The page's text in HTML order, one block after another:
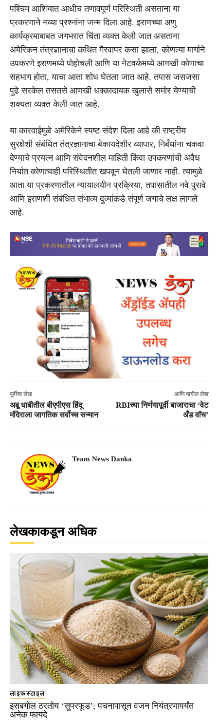
पश्चिम आशियात आधीच तणावपूर्ण परिस्थिती असताना या
प्रकरणाने नव्या प्रश्नांना जन्म दिला आहे. इराणच्या अणु
कार्यक्रमाबाबत जगभरात चिंता व्यक्त केली जात असताना
अमेरिकन तंत्रज्ञानाचा कथित गैरवापर कसा झाला, कोणत्या मार्गाने
उपकरणे इराणमध्ये पोहोचली आणि या नेटवर्कमध्ये आणखी कोणाचा
सहभाग होता, याचा आता शोध घेतला जात आहे. तपास जसजसा
पुढे सरकेल तसतसे आणखी धक्कादायक खुलासे समोर येण्याची
शक्यता व्यक्त केली जात आहे.
या कारवाईमुळे अमेरिकेने स्पष्ट संदेश दिला आहे की राष्ट्रीय
सुरक्षेशी संबंधित तंत्रज्ञानाचा बेकायदेशीर व्यापार, निर्बंधांना चकवा
देण्याचे प्रयत्न आणि संवेदनशील माहिती किंवा उपकरणांची अवैध
निर्यात कोणत्याही परिस्थितीत खपवून घेतली जाणार नाही. त्यामुळे
आता या प्रकरणातील न्यायालयीन प्रक्रिया, तपासातील नवे पुरावे
आणि इराणशी संबंधित संभाव्य दुव्यांकडे संपूर्ण जगाचे लक्ष लागले
आहे.
पूर्वीचा लेख
अबू धाबीतील बीएपीएस हिंदू
मंदिराला जागतिक सर्वोच्च सन्मान
आणि मागील लेख
RBIच्या निर्णयापूर्वी बाजाराचा ‘वेट
अँड वॉच’
Team News Danka
लेखकाकडून अधिक
लाइफस्टाइल
इसबगोल ठरतोय ‘सुपरफूड’; पचनापासून वजन नियंत्रणापर्यंत
अनेक फायदे